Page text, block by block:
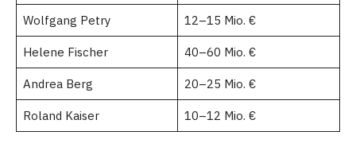
Wolfgang Petry 12–15 Mio. €
Helene Fischer 40–60 Mio. €
Andrea Berg 20–25 Mio. €
Roland Kaiser 10–12 Mio. €